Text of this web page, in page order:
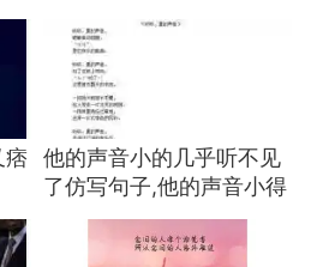
历史典故，智慧结晶
故的歇后语，承载着丰富的
痞
他的声音小的几乎听不见
了仿写句子,他的声音小得
几乎听不见了什么得什么
仿写句子？ ...